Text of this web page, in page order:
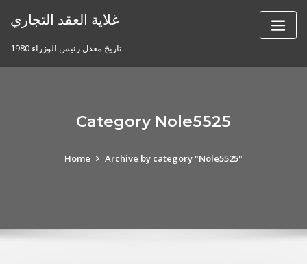
غلاية العقد التجاري
تاريخ معدل رئيس الوزراء 1980
Category Nole5525
Home Archive by category "Nole5525"